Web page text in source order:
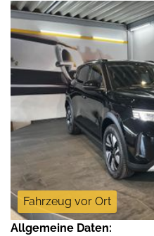
Fahrzeug vor Ort
Allgemeine Daten: